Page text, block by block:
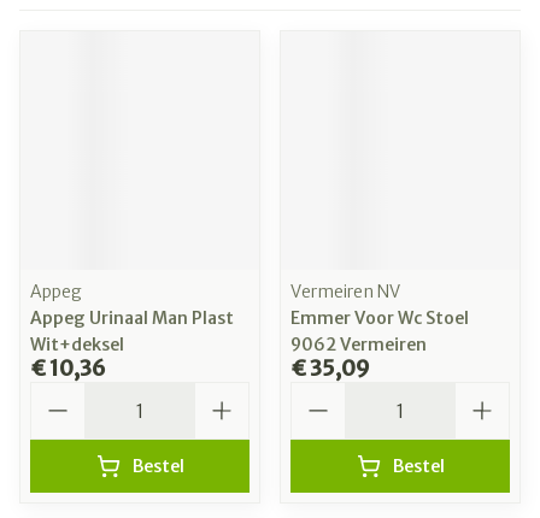
Appeg
Appeg Urinaal Man Plast
Wit+deksel
€ 10,36
Bestel
Vermeiren NV
Emmer Voor Wc Stoel
9062 Vermeiren
€ 35,09
Bestel